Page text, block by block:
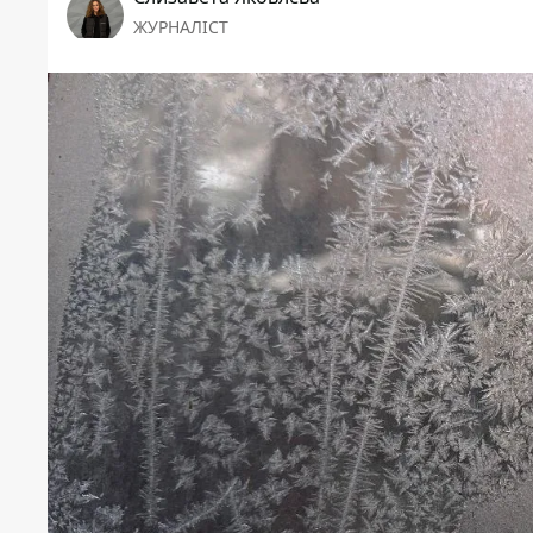
ЖУРНАЛІСТ